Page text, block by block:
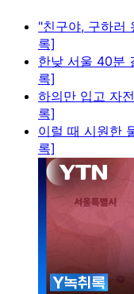
"친구야, 구하러
록]
한낮 서울 40분
록]
하의만 입고 자
록]
이럴 때 시원한
록]